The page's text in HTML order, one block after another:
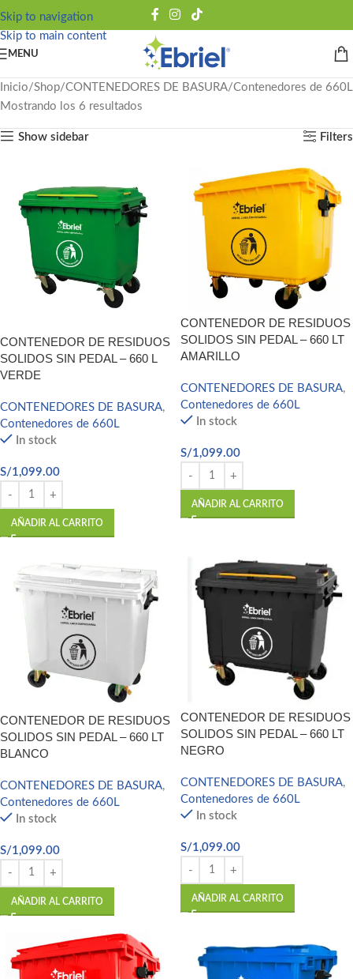
Skip to navigation
Skip to main content
MENU
Inicio Shop CONTENEDORES DE BASURA Contenedores de 660L
Mostrando los 6 resultados
Show sidebar Filters
CONTENEDOR DE RESIDUOS
SOLIDOS SIN PEDAL – 660 L
VERDE
CONTENEDORES DE BASURA,
Contenedores de 660L
In stock
S/1,099.00
AÑADIR AL CARRITO
CONTENEDOR DE RESIDUOS
SOLIDOS SIN PEDAL – 660 LT
AMARILLO
CONTENEDORES DE BASURA,
Contenedores de 660L
In stock
S/1,099.00
AÑADIR AL CARRITO
CONTENEDOR DE RESIDUOS
SOLIDOS SIN PEDAL – 660 LT
BLANCO
CONTENEDORES DE BASURA,
Contenedores de 660L
In stock
S/1,099.00
AÑADIR AL CARRITO
CONTENEDOR DE RESIDUOS
SOLIDOS SIN PEDAL – 660 LT
NEGRO
CONTENEDORES DE BASURA,
Contenedores de 660L
In stock
S/1,099.00
AÑADIR AL CARRITO